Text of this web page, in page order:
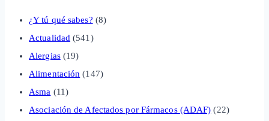
¿Y tú qué sabes? (8)
Actualidad (541)
Alergias(19)
Alimentación (147)
Asma (11)
Asociación de Afectados por Fármacos (ADAF) (22)